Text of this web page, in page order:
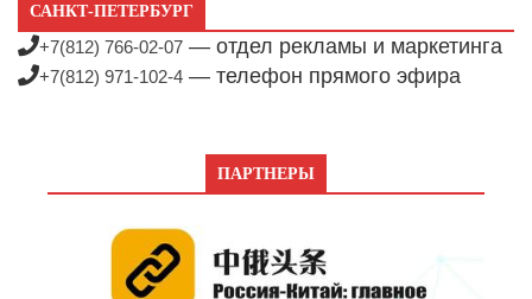
САНКТ-ПЕТЕРБУРГ
+7(812) 766-02-07 — отдел рекламы и маркетинга
+7(812) 971-102-4 — телефон прямого эфира
ПАРТНЕРЫ